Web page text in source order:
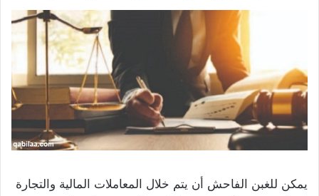
يمكن للغبن الفاحش أن يتم خلال المعاملات المالية والتجارة